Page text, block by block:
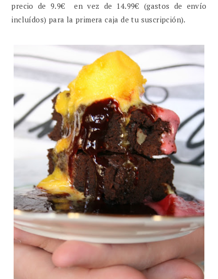
precio de 9.9€ en vez de 14.99€ (gastos de envío
incluídos) para la primera caja de tu suscripción).